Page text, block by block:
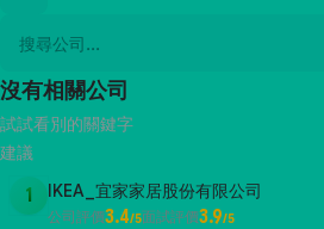
沒有相關公司
試試看別的關鍵字
建議
1 IKEA_宜家家居股份有限公司
公司評價3.4/5面試評價3.9/5